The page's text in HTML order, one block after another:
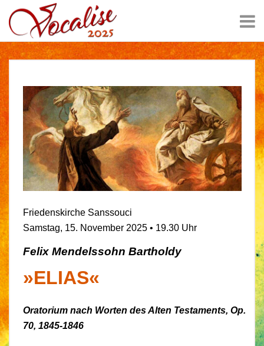
Friedenskirche Sanssouci
Samstag, 15. November 2025 • 19.30 Uhr
Felix Mendelssohn Bartholdy
»ELIAS«
Oratorium nach Worten des Alten Testaments, Op.
70, 1845-1846